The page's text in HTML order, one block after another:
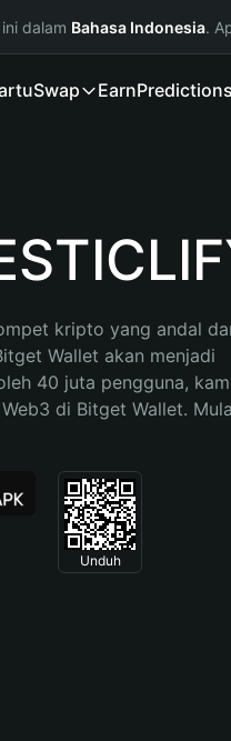
dalam Bahasa Indonesia.
Swap EarnPredictions
kripto yang andal
Wallet akan menjadi
40 juta pengguna,
di Bitget Wallet.
Unduh